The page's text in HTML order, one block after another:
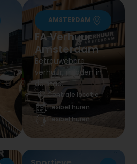
AMSTERDAM
FA Verhuur
Amsterdam
Betrouwebare
verhuur, midden in
de stad.
Centrale locatie
Flexibel huren
Flexibel huren